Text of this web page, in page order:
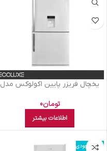
يخچال فريزر پايين اکولوکس مدل
تومان0
اطلاعات بیشتر
اتمام موجودی